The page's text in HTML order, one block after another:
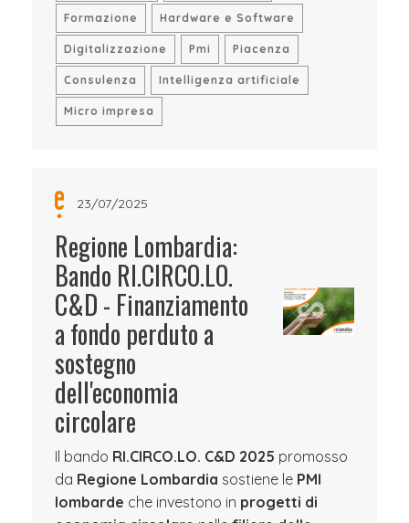
Formazione Hardware e Software
Digitalizzazione Pmi Piacenza
Consulenza Intelligenza artificiale
Micro impresa
23/07/2025
Regione Lombardia:
Bando RI.CIRCO.LO.
C&D - Finanziamento
a fondo perduto a
sostegno
dell'economia
circolare
Il bando RI.CIRCO.LO. C&D 2025 promosso
da Regione Lombardia sostiene le PMI
lombarde che investono in progetti di